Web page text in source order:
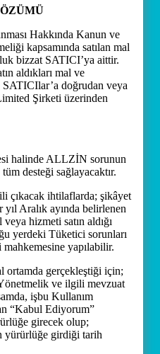
Hakkında Kanun ve
kapsamında satılan mal
bizzat SATICI’ya aittir.
aldıkları mal ve
doğrudan veya
Şirketi üzerinden
halinde ALLZİN sorunun
desteği sağlayacaktır.
çıkacak ihtilaflarda; şikâyet
yıl Aralık ayında belirlenen
hizmeti satın aldığı
yerdeki Tüketici sorunları
yapılabilir.
ortamda gerçekleştiği için;
ve ilgili mevzuat
işbu Kullanım
“Kabul Ediyorum”
girecek olup;
yürürlüğe girdiği tarih